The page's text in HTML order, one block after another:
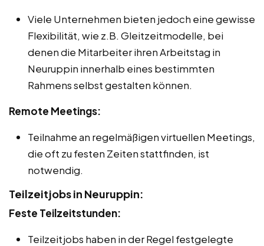
Viele Unternehmen bieten jedoch eine gewisse
Flexibilität, wie z.B. Gleitzeitmodelle, bei
denen die Mitarbeiter ihren Arbeitstag in
Neuruppin innerhalb eines bestimmten
Rahmens selbst gestalten können.
Remote Meetings:
Teilnahme an regelmäßigen virtuellen Meetings,
die oft zu festen Zeiten stattfinden, ist
notwendig.
Teilzeitjobs in Neuruppin:
Feste Teilzeitstunden:
Teilzeitjobs haben in der Regel festgelegte